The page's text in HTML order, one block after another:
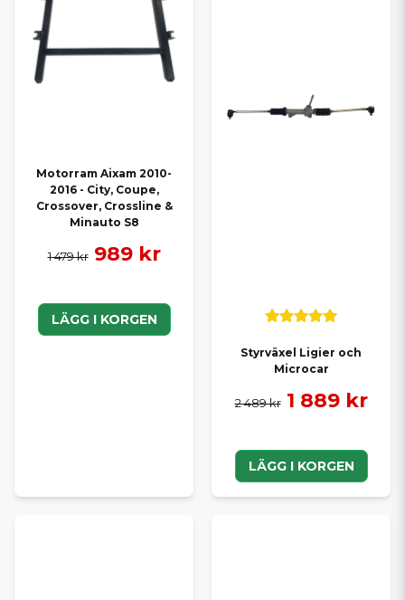
Motorram Aixam 2010-
2016 - City, Coupe,
Crossover, Crossline &
Minauto S8
1 479 kr 989 kr
LÄGG I KORGEN
Styrväxel Ligier och
Microcar
2 489 kr 1 889 kr
LÄGG I KORGEN